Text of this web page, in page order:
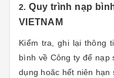
2.Quy trình nạp
VIETNAM
Kiểm tra, ghi lại thông
bình về Công ty để
dụng hoăc hết niên hạn